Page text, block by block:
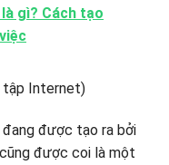
gì? Cách tạo
được tạo ra bởi
được coi là một